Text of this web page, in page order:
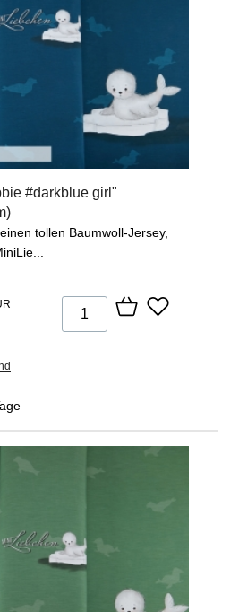
#darkblue girl"
tollen Baumwoll-Jersey,